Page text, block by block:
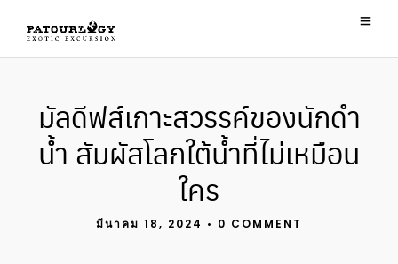
มัลดีฟส์เกาะสวรรค์ของนักดำ
น้ำ สัมผัสโลกใต้น้ำที่ไม่เหมือน
ใคร
มีนาคม 18, 2024 • 0 COMMENT